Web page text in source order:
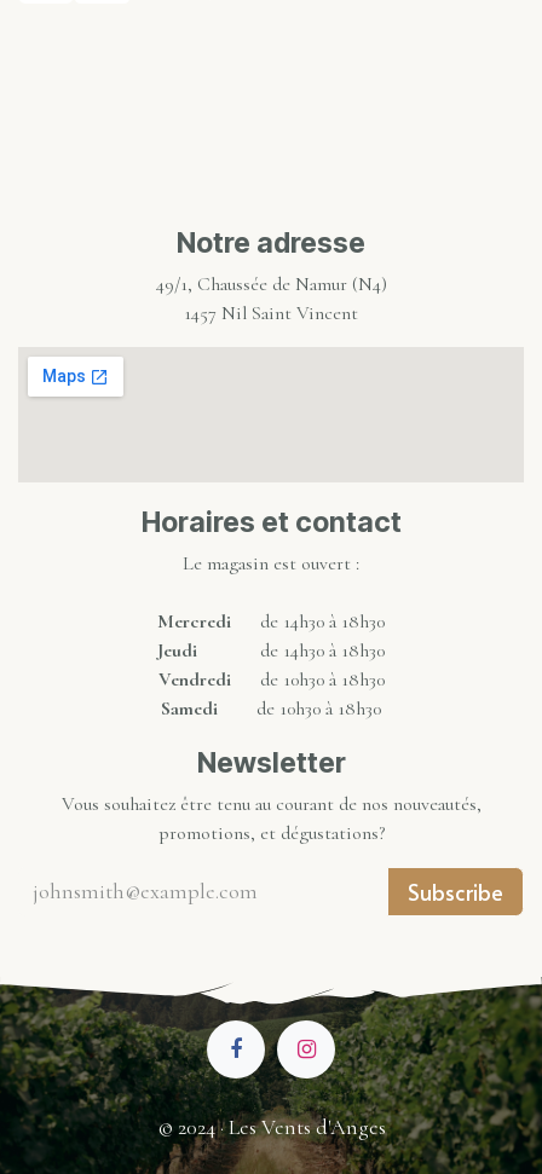
Notre adresse
49/1, Chaussée de Namur (N4)
1457 Nil Saint Vincent
Horaires et contact
Le magasin est ouvert :
Mercredi de 14h30 à 18h30
Jeudi de 14h30 à 18h30
Vendredide 10h30 à 18h30
Samedi de 10h30 à 18h30
Newsletter
Vous souhaitez être tenu au courant de nos nouveautés,
promotions, et dégustations?
Subscribe
© 2024 · Les Vents d'Anges